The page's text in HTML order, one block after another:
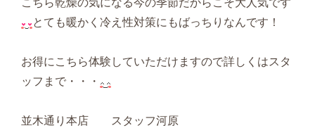
こちら乾燥の気になる今の季節だからこそ大人気です
とても暖かく冷え性対策にもばっちりなんです！
お得にこちら体験していただけますので詳しくはスタ
ッフまで・・・
並木通り本店 スタッフ河原